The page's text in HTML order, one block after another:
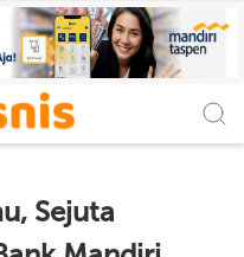
Sejuta